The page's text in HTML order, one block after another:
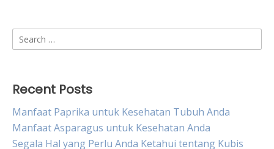
Search
for:
Recent Posts
Manfaat Paprika untuk Kesehatan Tubuh Anda
Manfaat Asparagus untuk Kesehatan Anda
Segala Hal yang Perlu Anda Ketahui tentang Kubis